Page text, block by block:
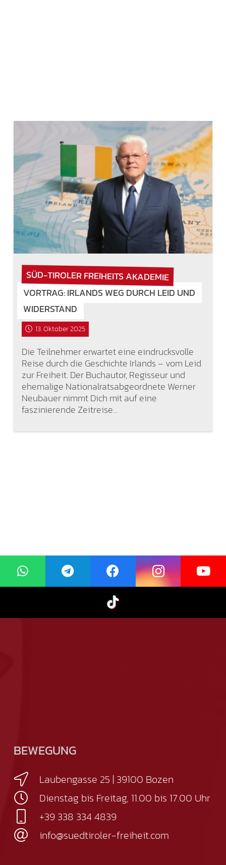
SÜD-TIROLER FREIHEITS AKADEMIE
VORTRAG: IRLANDS WEG DURCH LEID UND
WIDERSTAND
13. Oktober 2025
Die Teilnehmer erwartet eine eindrucksvolle
Reise durch die Geschichte Irlands – vom Leid
zur Freiheit. Der Buchautor, Regisseur und
ehemalige Nationalratsabgeordnete Werner
Neubauer nimmt Dich mit auf eine
faszinierende Zeitreise…
BEWEGUNG
Laubengasse 25 | 39100 Bozen
Dienstag bis Freitag, 11.00 bis 17.00 Uhr
+39 338 334 4839
info@suedtiroler-freiheit.com